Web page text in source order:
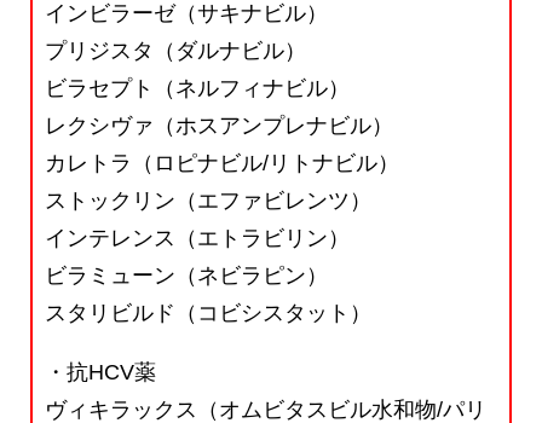
インビラーゼ（サキナビル）
プリジスタ（ダルナビル）
ビラセプト（ネルフィナビル）
レクシヴァ（ホスアンプレナビル）
カレトラ（ロピナビル/リトナビル）
ストックリン（エファビレンツ）
インテレンス（エトラビリン）
ビラミューン（ネビラピン）
スタリビルド（コビシスタット）
・抗HCV薬
ヴィキラックス（オムビタスビル水和物/パリ